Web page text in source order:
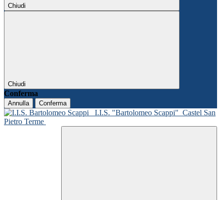
Chiudi
Chiudi
Conferma
Annulla Conferma
I.I.S. "Bartolomeo Scappi" Castel San
Pietro Terme